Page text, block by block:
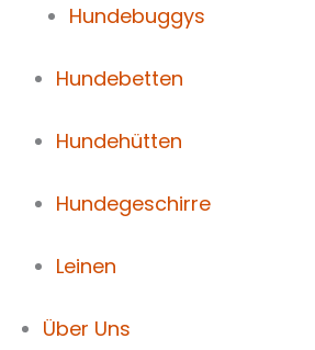
Hundebuggys
Hundebetten
Hundehütten
Hundegeschirre
Leinen
Über Uns